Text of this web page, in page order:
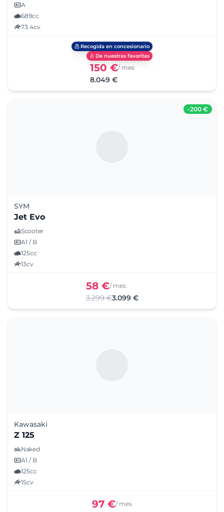
A
689cc
73.4cv
150 €/ mes
8.049 €
Recogida en concesionario
De nuestras favoritas
-200 €
SYM
Jet Evo
Scooter
A1 / B
125cc
13cv
58 €/ mes
3.299 €3.099 €
Kawasaki
Z 125
Naked
A1 / B
125cc
15cv
97 €/ mes